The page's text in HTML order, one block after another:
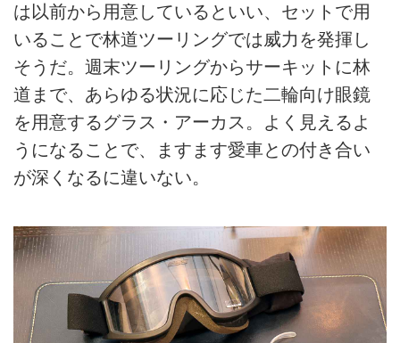
は以前から用意しているといい、セットで用
いることで林道ツーリングでは威力を発揮し
そうだ。週末ツーリングからサーキットに林
道まで、あらゆる状況に応じた二輪向け眼鏡
を用意するグラス・アーカス。よく見えるよ
うになることで、ますます愛車との付き合い
が深くなるに違いない。